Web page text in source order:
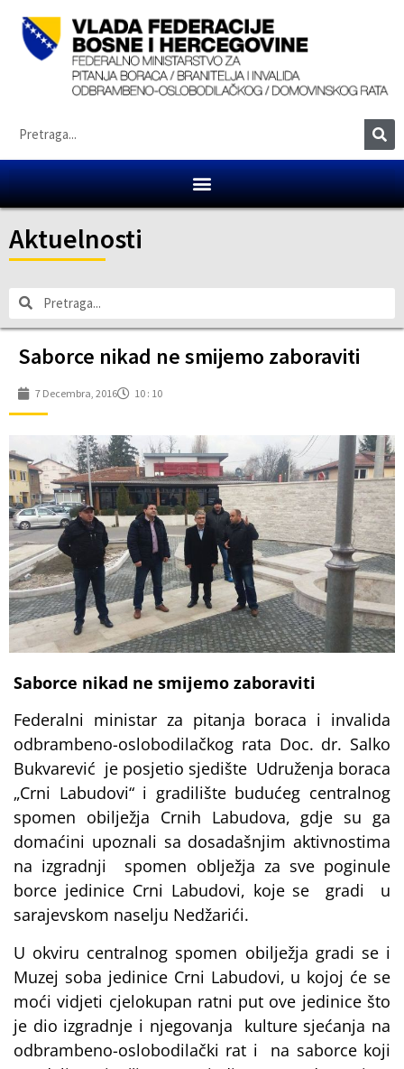
Aktuelnosti
Saborce nikad ne smijemo zaboraviti
7 Decembra, 2016 10 : 10
Saborce nikad ne smijemo zaboraviti
Federalni ministar za pitanja boraca i invalida
odbrambeno-oslobodilačkog rata Doc. dr. Salko
Bukvarević je posjetio sjedište Udruženja boraca
„Crni Labudovi“ i gradilište budućeg centralnog
spomen obilježja Crnih Labudova, gdje su ga
domaćini upoznali sa dosadašnjim aktivnostima
na izgradnji spomen oblježja za sve poginule
borce jedinice Crni Labudovi, koje se gradi u
sarajevskom naselju Nedžarići.
U okviru centralnog spomen obilježja gradi se i
Muzej soba jedinice Crni Labudovi, u kojoj će se
moći vidjeti cjelokupan ratni put ove jedinice što
je dio izgradnje i njegovanja kulture sjećanja na
odbrambeno-oslobodilački rat i na saborce koji